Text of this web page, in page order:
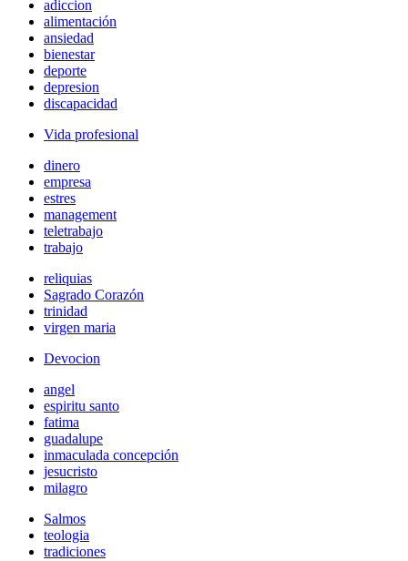
adiccion
alimentación
ansiedad
bienestar
deporte
depresion
discapacidad
Vida profesional
dinero
empresa
estres
management
teletrabajo
trabajo
reliquias
Sagrado Corazón
trinidad
virgen maria
Devocion
angel
espiritu santo
fatima
guadalupe
inmaculada concepción
jesucristo
milagro
Salmos
teologia
tradiciones